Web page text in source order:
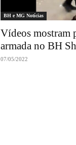
BH e MG Notícias
Vídeos mostram
armada no BH
07/05/2022